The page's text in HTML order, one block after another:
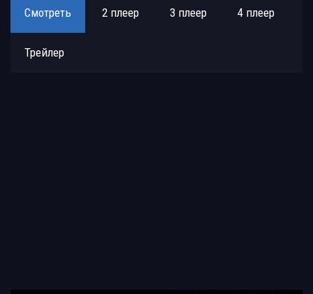
Смотреть 2 плеер 3 плеер 4 плеер
Трейлер